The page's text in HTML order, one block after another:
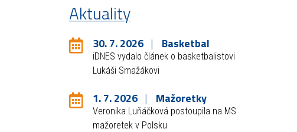
Aktuality
30. 7. 2026 Basketbal
iDNES vydalo článek o basketbalistovi
Lukáši Smažákovi
1. 7. 2026 Mažoretky
Veronika Luňáčková postoupila na MS
mažoretek v Polsku